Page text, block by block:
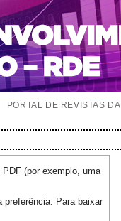
PORTAL DE REVISTAS DA
(por exemplo, uma
preferência. Para baixar